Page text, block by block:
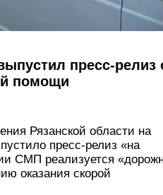
пресс-релиз
помощи
Рязанской области на
пресс-релиз «на
СМП реализуется
оказания скорой